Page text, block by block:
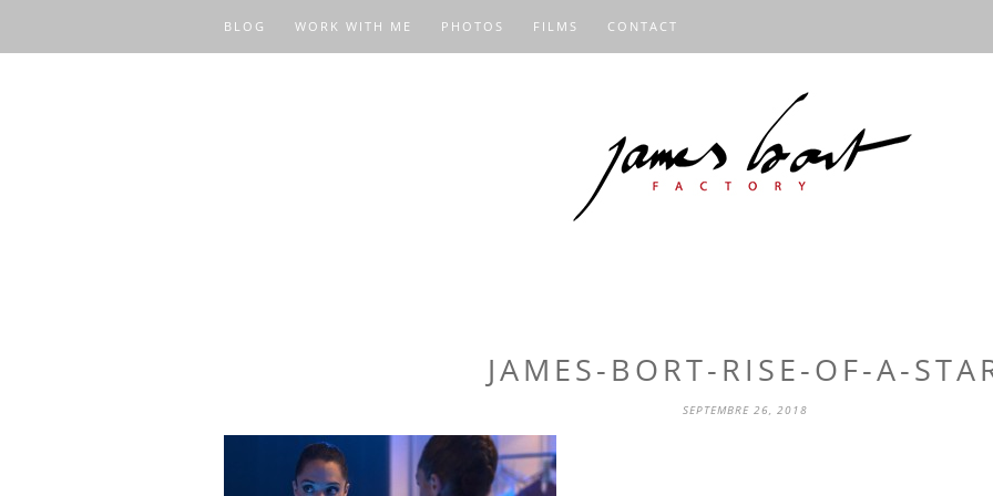
BLOG WORK WITH ME PHOTOS FILMS CONTACT
JAMES-BORT-RISE-OF-A-
SEPTEMBRE 26, 2018